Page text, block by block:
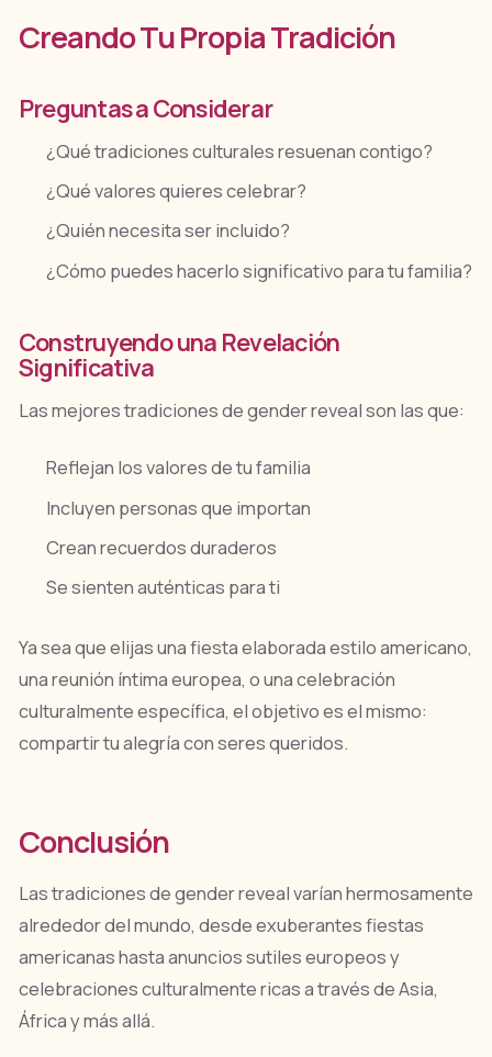
Creando Tu Propia Tradición
Preguntas a Considerar
¿Qué tradiciones culturales resuenan contigo?
¿Qué valores quieres celebrar?
¿Quién necesita ser incluido?
¿Cómo puedes hacerlo significativo para tu familia?
Construyendo una Revelación
Significativa
Las mejores tradiciones de gender reveal son las que:
Reflejan los valores de tu familia
Incluyen personas que importan
Crean recuerdos duraderos
Se sienten auténticas para ti
Ya sea que elijas una fiesta elaborada estilo americano,
una reunión íntima europea, o una celebración
culturalmente específica, el objetivo es el mismo:
compartir tu alegría con seres queridos.
Conclusión
Las tradiciones de gender reveal varían hermosamente
alrededor del mundo, desde exuberantes fiestas
americanas hasta anuncios sutiles europeos y
celebraciones culturalmente ricas a través de Asia,
África y más allá.